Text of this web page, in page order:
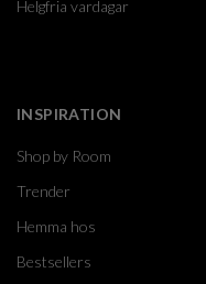
Helgfria vardagar
INSPIRATION
Shop by Room
Trender
Hemma hos
Bestsellers